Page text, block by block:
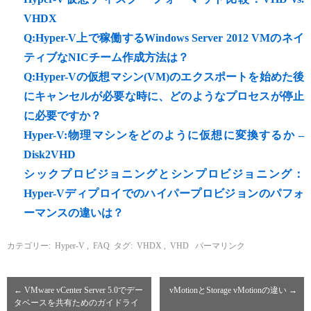
VHDX
Q:Hyper-V上で稼働するWindows Server 2012 VMのネイ
ティブなNICチーム作成方法は？
Q:Hyper-Vの仮想マシン(VM)のエクスポートを始めた後
にキャンセルが必要な時に、どのようなプロセスが停止
に必要ですか？
Hyper-V:物理マシンをどのように仮想に変換するか –
Disk2VHD
シックプロビジョニングとシンプロビジョニング：
Hyper-Vディプロイでのハイパープロビジョンのパフォ
ーマンスの違いは？
カテゴリー: Hyper-V FAQ タグ: VHDX VHD パーマリンク
← VMware vCenter Server 5.0でデー
タベースを共有ためのガイドライ
vMotionとStorage vMotionの違い →